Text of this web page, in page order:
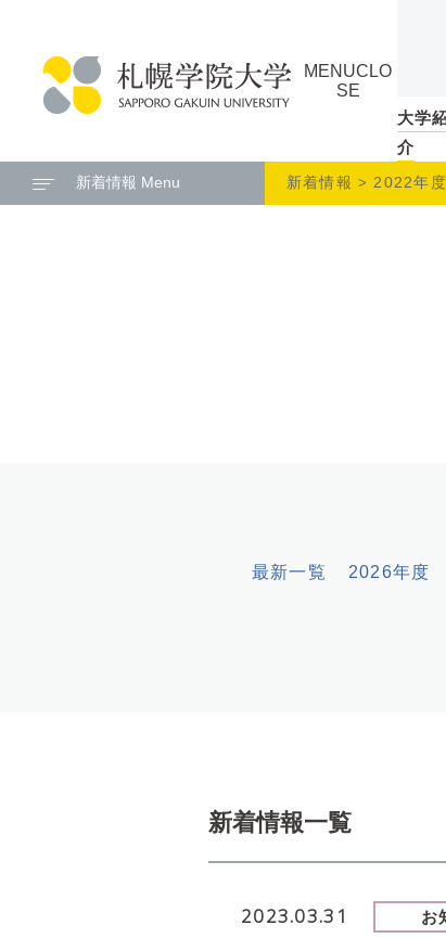
ュ
幌
学
MENUCLO
SE
大学
介
新着情報 Menu 新着情報 2022年度
最新一覧 2026年度
新着情報一覧
2023.03.31 お
ッ